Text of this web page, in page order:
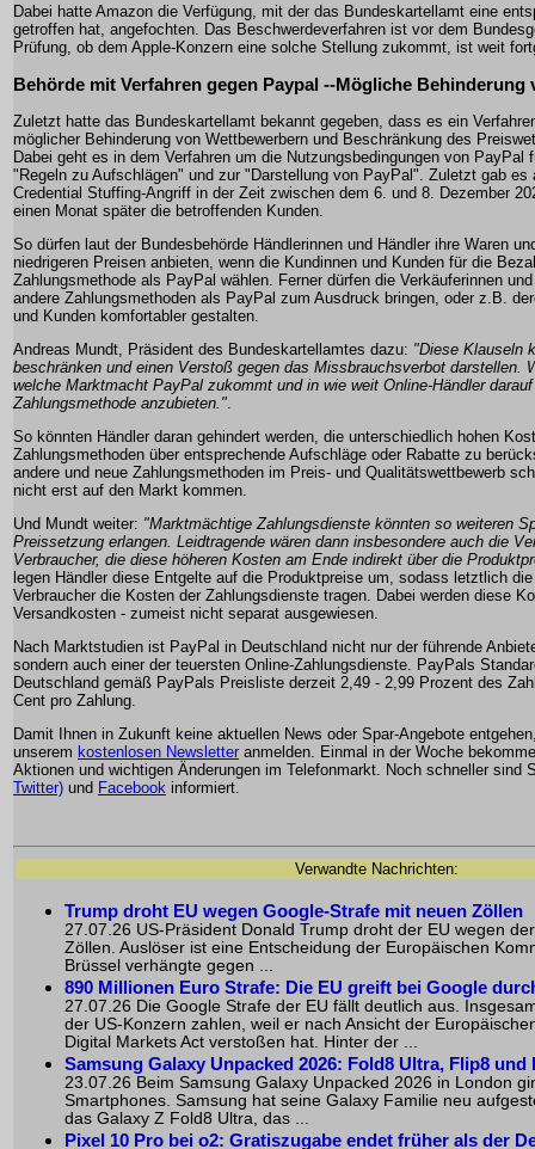
Dabei hatte Amazon die Verfügung, mit der das Bundeskartellamt eine
getroffen hat, angefochten. Das Beschwerdeverfahren ist vor dem
Prüfung, ob dem Apple-Konzern eine solche Stellung zukommt, ist weit
Behörde mit Verfahren gegen Paypal --Mögliche Behinderung
Zuletzt hatte das Bundeskartellamt bekannt gegeben, dass es ein
möglicher Behinderung von Wettbewerbern und Beschränkung des
Dabei geht es in dem Verfahren um die Nutzungsbedingungen von PayPal
"Regeln zu Aufschlägen" und zur "Darstellung von PayPal". Zuletzt gab es
Credential Stuffing-Angriff in der Zeit zwischen dem 6. und 8. Dezember
einen Monat später die betroffenden Kunden.
So dürfen laut der Bundesbehörde Händlerinnen und Händler ihre Waren
niedrigeren Preisen anbieten, wenn die Kundinnen und Kunden für die
Zahlungsmethode als PayPal wählen. Ferner dürfen die Verkäuferinnen
andere Zahlungsmethoden als PayPal zum Ausdruck bringen, oder z.B.
und Kunden komfortabler gestalten.
Andreas Mundt, Präsident des Bundeskartellamtes dazu: "Diese Klauseln
beschränken und einen Verstoß gegen das Missbrauchsverbot darstellen.
welche Marktmacht PayPal zukommt und in wie weit Online-Händler
Zahlungsmethode anzubieten.".
So könnten Händler daran gehindert werden, die unterschiedlich hohen
Zahlungsmethoden über entsprechende Aufschläge oder Rabatte zu
andere und neue Zahlungsmethoden im Preis- und Qualitätswettbewerb
nicht erst auf den Markt kommen.
Und Mundt weiter: "Marktmächtige Zahlungsdienste könnten so weiteren
Preissetzung erlangen. Leidtragende wären dann insbesondere auch die
Verbraucher, die diese höheren Kosten am Ende indirekt über die
legen Händler diese Entgelte auf die Produktpreise um, sodass letztlich
Verbraucher die Kosten der Zahlungsdienste tragen. Dabei werden diese
Versandkosten - zumeist nicht separat ausgewiesen.
Nach Marktstudien ist PayPal in Deutschland nicht nur der führende
sondern auch einer der teuersten Online-Zahlungsdienste. PayPals
Deutschland gemäß PayPals Preisliste derzeit 2,49 - 2,99 Prozent des
Cent pro Zahlung.
Damit Ihnen in Zukunft keine aktuellen News oder Spar-Angebote
unserem kostenlosen Newsletter anmelden. Einmal in der Woche
Aktionen und wichtigen Änderungen im Telefonmarkt. Noch schneller sind
Twitter) und Facebook informiert.
Verwandte Nachrichten:
Trump droht EU wegen Google-Strafe mit neuen Zöllen
27.07.26 US-Präsident Donald Trump droht der EU wegen
Zöllen. Auslöser ist eine Entscheidung der Europäischen
Brüssel verhängte gegen ...
890 Millionen Euro Strafe: Die EU greift bei Google
27.07.26 Die Google Strafe der EU fällt deutlich aus.
der US-Konzern zahlen, weil er nach Ansicht der
Digital Markets Act verstoßen hat. Hinter der ...
Samsung Galaxy Unpacked 2026: Fold8 Ultra, Flip8 und
23.07.26 Beim Samsung Galaxy Unpacked 2026 in London
Smartphones. Samsung hat seine Galaxy Familie neu
das Galaxy Z Fold8 Ultra, das ...
Pixel 10 Pro bei o2: Gratiszugabe endet früher als der